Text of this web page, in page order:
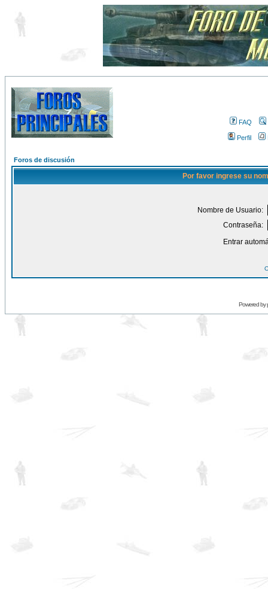
FAQ
Perfil
Foros de discusión
Por favor ingrese su
Nombre de Usuario:
Contraseña:
Entrar
Powered by